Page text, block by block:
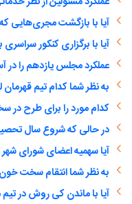
آیا با بازگشت مجری‌هایی
آیا با برگزاری کنکور
به نظر شما کدام تیم
به نظر شما انتقام سخت
آیا با ماندن کی روش در